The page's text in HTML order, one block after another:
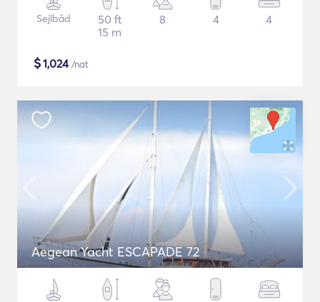
Sejlbåd
50 ft
15 m
8 4 4
$1,024/nat
Aegean Yacht ESCAPADE 72